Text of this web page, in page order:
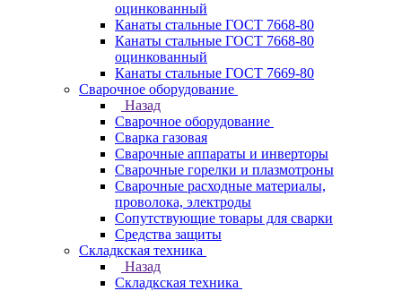
оцинкованный
Канаты стальные ГОСТ 7668-80
Канаты стальные ГОСТ 7668-80
оцинкованный
Канаты стальные ГОСТ 7669-80
Сварочное оборудование
Назад
Сварочное оборудование
Сварка газовая
Сварочные аппараты и инверторы
Сварочные горелки и плазмотроны
Сварочные расходные материалы,
проволока, электроды
Сопутствующие товары для сварки
Средства защиты
Складкская техника
Назад
Складкская техника